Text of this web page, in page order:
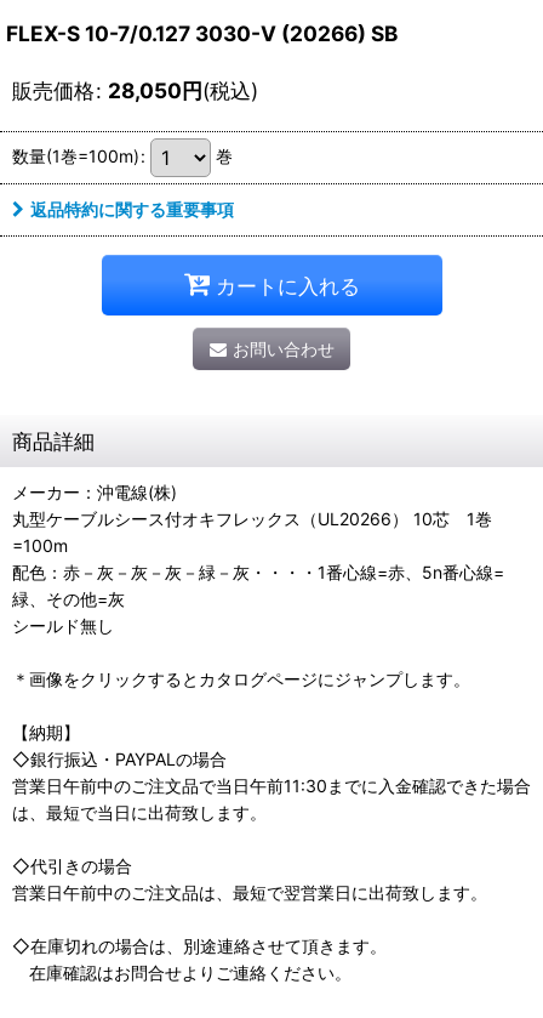
FLEX-S 10-7/0.127 3030-V (20266) SB
販売価格: 28,050円(税込)
数量(1巻=100m): 巻
返品特約に関する重要事項
カートに入れる
お問い合わせ
商品詳細
メーカー：沖電線(株)
丸型ケーブルシース付オキフレックス（UL20266） 10芯 1巻
=100m
配色：赤－灰－灰－灰－緑－灰・・・・1番心線=赤、5n番心線=
緑、その他=灰
シールド無し
＊画像をクリックするとカタログページにジャンプします。
【納期】
◇銀行振込・PAYPALの場合
営業日午前中のご注文品で当日午前11:30までに入金確認できた場合
は、最短で当日に出荷致します。
◇代引きの場合
営業日午前中のご注文品は、最短で翌営業日に出荷致します。
◇在庫切れの場合は、別途連絡させて頂きます。
在庫確認はお問合せよりご連絡ください。